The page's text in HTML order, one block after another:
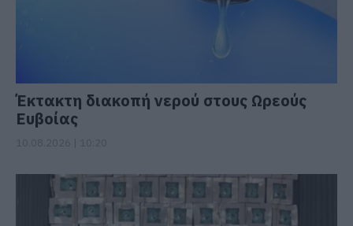
Έκτακτη διακοπή νερού στους Ωρεούς
Ευβοίας